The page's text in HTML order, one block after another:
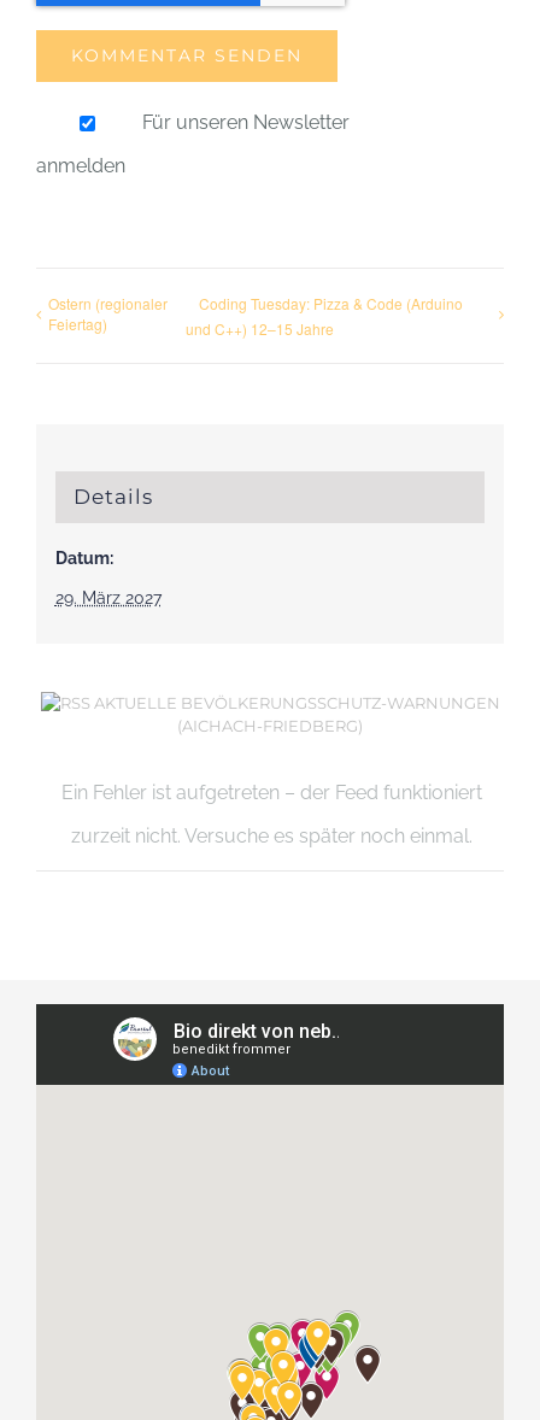
Für unseren Newsletter
anmelden
Ostern (regionaler
Feiertag)
Coding Tuesday: Pizza & Code (Arduino
und C++) 12–15 Jahre
Details
Datum:
29. März 2027
AKTUELLE BEVÖLKERUNGSSCHUTZ-WARNUNGEN
(AICHACH-FRIEDBERG)
Ein Fehler ist aufgetreten – der Feed funktioniert
zurzeit nicht. Versuche es später noch einmal.